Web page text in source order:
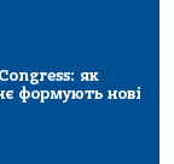
як
формують нові